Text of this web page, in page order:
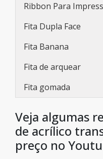
Ribbon Para
Fita Dupla Face
Fita Banana
Fita de arquear
Fita gomada
Veja algumas
de acrílico
preço no